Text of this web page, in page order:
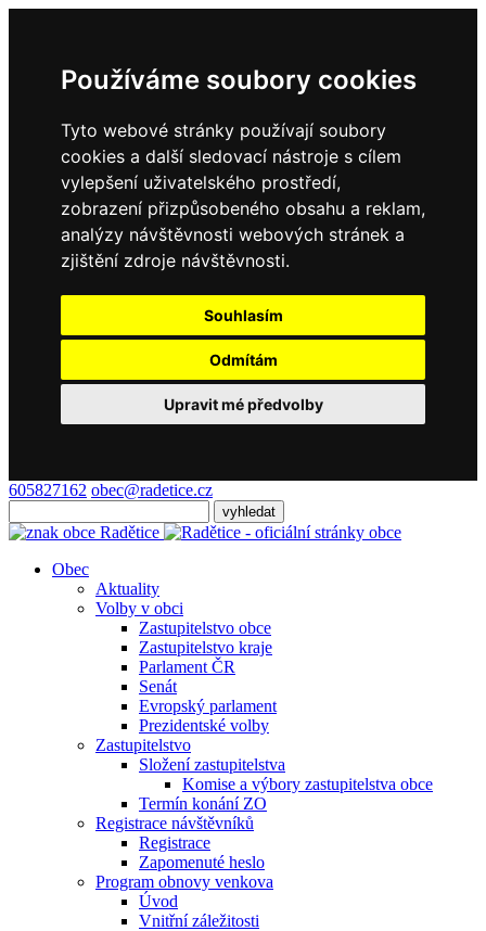
Používáme soubory cookies
Tyto webové stránky používají soubory
cookies a další sledovací nástroje s cílem
vylepšení uživatelského prostředí,
zobrazení přizpůsobeného obsahu a reklam,
analýzy návštěvnosti webových stránek a
zjištění zdroje návštěvnosti.
Souhlasím
Odmítám
Upravit mé předvolby
605827162 obec@radetice.cz
Obec
Aktuality
Volby v obci
Zastupitelstvo obce
Zastupitelstvo kraje
Parlament ČR
Senát
Evropský parlament
Prezidentské volby
Zastupitelstvo
Složení zastupitelstva
Komise a výbory zastupitelstva obce
Termín konání ZO
Registrace návštěvníků
Registrace
Zapomenuté heslo
Program obnovy venkova
Úvod
Vnitřní záležitosti